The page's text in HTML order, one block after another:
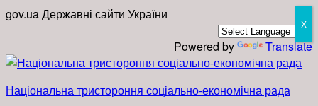
Перейти
gov.uaДержавні сайти України
Powered by
Translate
Національна тристороння соціально-економічна рада
X